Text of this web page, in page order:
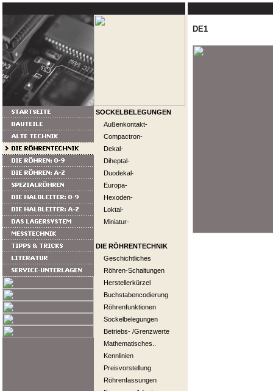
SOCKELBELEGUNGEN
Außenkontakt-
Compactron-
Dekal-
Diheptal-
Duodekal-
Europa-
Hexoden-
Loktal-
Miniatur-
DIE RÖHRENTECHNIK
Geschichtliches
Röhren-Schaltungen
Herstellerkürzel
Buchstabencodierung
Röhrenfunktionen
Sockelbelegungen
Betriebs- /Grenzwerte
Mathematisches..
Kennlinien
Preisvorstellung
Röhrenfassungen
DE1